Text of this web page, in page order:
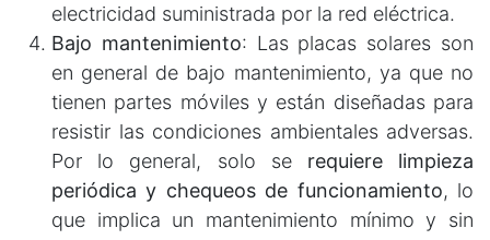
electricidad suministrada por la red eléctrica.
Bajo mantenimiento: Las placas solares son
en general de bajo mantenimiento, ya que no
tienen partes móviles y están diseñadas para
resistir las condiciones ambientales adversas.
Por lo general, solo se requiere limpieza
periódica y chequeos de funcionamiento, lo
que implica un mantenimiento mínimo y sin